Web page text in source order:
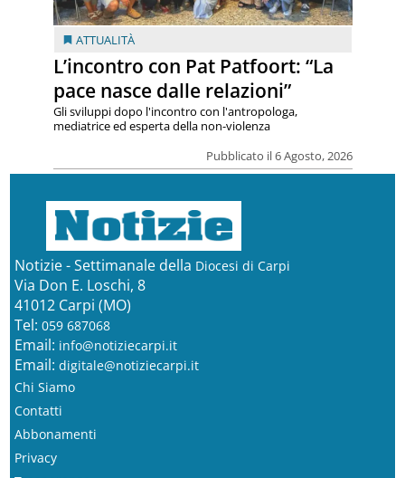
ATTUALITÀ
L’incontro con Pat Patfoort: “La
pace nasce dalle relazioni”
Pubblicato il 6 Agosto, 2026
Gli sviluppi dopo l'incontro con l'antropologa,
mediatrice ed esperta della non-violenza
Notizie - Settimanale della Diocesi di Carpi
Via Don E. Loschi, 8
41012 Carpi (MO)
Tel: 059 687068
Email: info@notiziecarpi.it
Email: digitale@notiziecarpi.it
Chi Siamo
Contatti
Abbonamenti
Privacy